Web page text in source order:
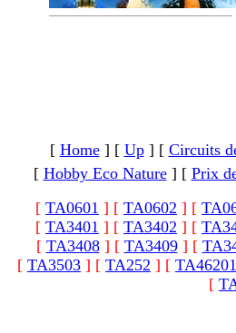
[ Home] [ Up] [ Circuits
[ Hobby Eco Nature] [ Prix
[ TA0601 ] [ TA0602 ] [
[ TA3401 ] [ TA3402 ] [
[ TA3408] [ TA3409] [
[ TA3503 ] [ TA252 ] [ TA46201
[